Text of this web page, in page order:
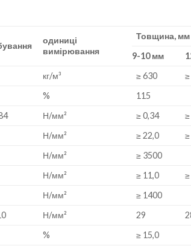
одиниці
вимірювання
Товщина, мм
9-10 мм
кг/м³ ≥ 630
%
115
Н/мм² ≥ 0,34
Н/мм² ≥ 22,0
Н/мм²
≥ 3500
Н/мм² ≥ 11,0
Н/мм²
≥ 1400
Н/мм² 29
%
≥ 15,0